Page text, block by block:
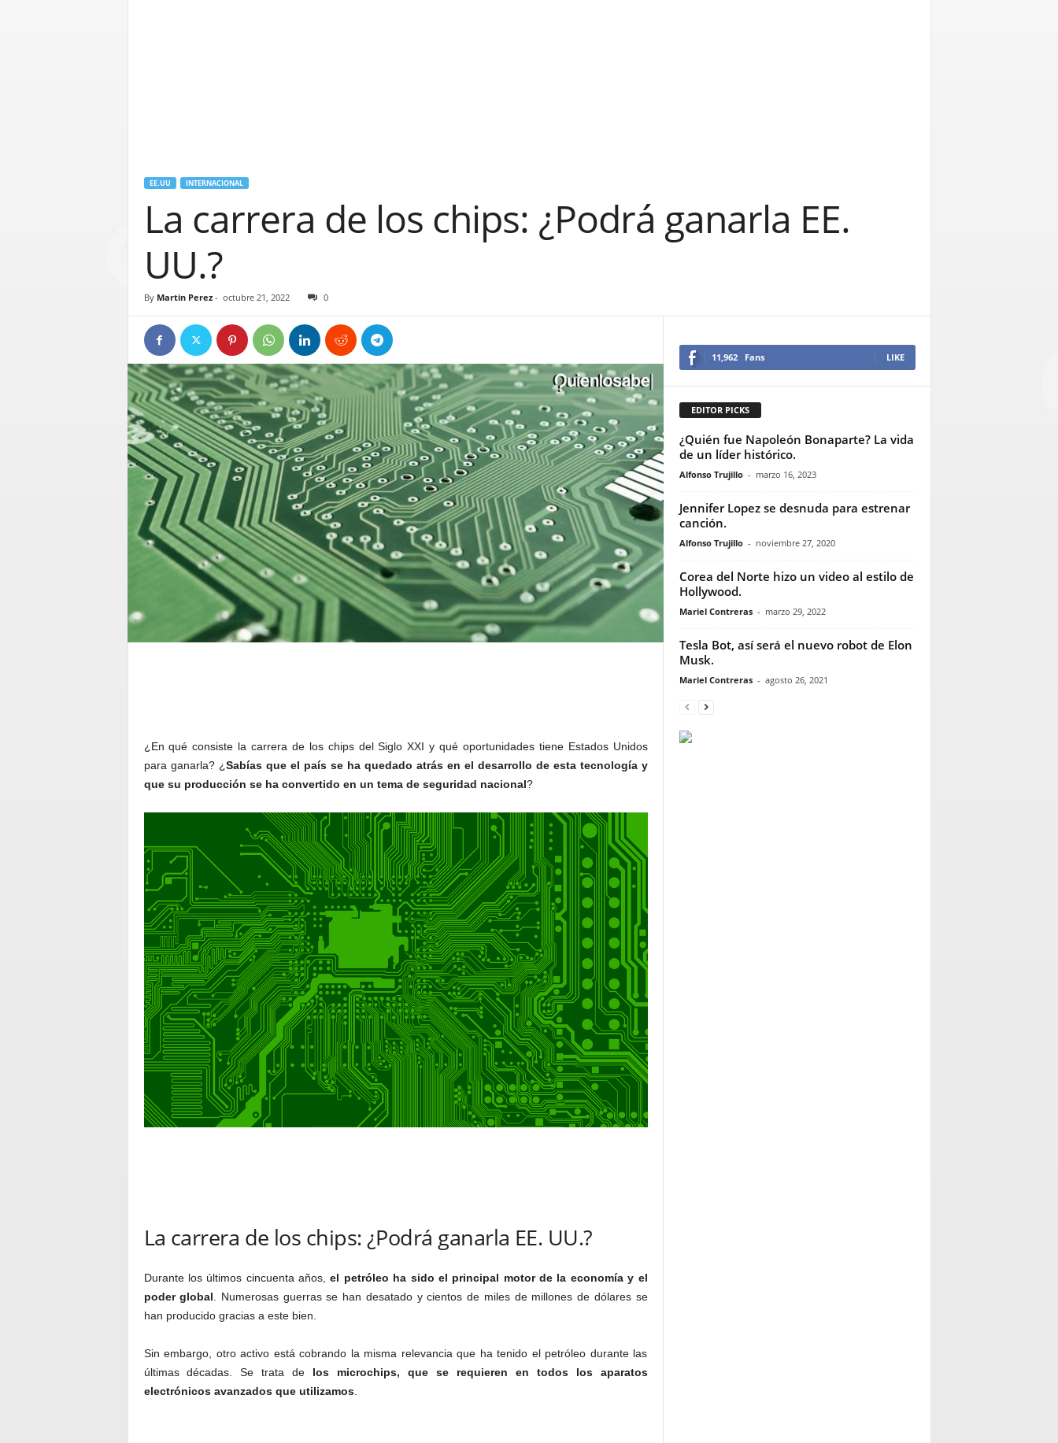
EE.UU INTERNACIONAL
La carrera de los chips: ¿Podrá ganarla EE.
UU.?
By Martin Perez- octubre 21, 2022 0
¿En qué consiste la carrera de los chips del Siglo XXI y qué oportunidades tiene Estados Unidos
para ganarla? ¿Sabías que el país se ha quedado atrás en el desarrollo de esta tecnología y
que su producción se ha convertido en un tema de seguridad nacional?
La carrera de los chips: ¿Podrá ganarla EE. UU.?
Durante los últimos cincuenta años,el petróleo ha sido el principal motor de la economía y el
poder global . Numerosas guerras se han desatado y cientos de miles de millones de dólares se
han producido gracias a este bien.
Sin embargo, otro activo está cobrando la misma relevancia que ha tenido el petróleo durante las
últimas décadas. Se trata de los microchips, que se requieren en todos los aparatos
electrónicos avanzados que utilizamos.
11,962 Fans LIKE
EDITOR PICKS
¿Quién fue Napoleón Bonaparte? La vida
de un líder histórico.
Alfonso Trujillo - marzo 16, 2023
Jennifer Lopez se desnuda para estrenar
canción.
Alfonso Trujillo - noviembre 27, 2020
Corea del Norte hizo un video al estilo de
Hollywood.
Mariel Contreras - marzo 29, 2022
Tesla Bot, así será el nuevo robot de Elon
Musk.
Mariel Contreras - agosto 26, 2021